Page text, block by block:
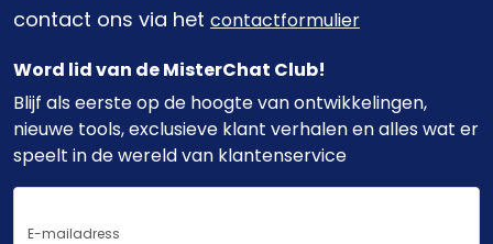
contact ons via het contactformulier
Word lid van de MisterChat Club!
Blijf als eerste op de hoogte van ontwikkelingen,
nieuwe tools, exclusieve klant verhalen en alles wat er
speelt in de wereld van klantenservice
mailadres